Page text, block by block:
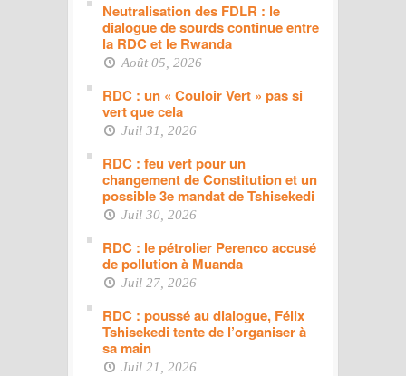
Neutralisation des FDLR : le
dialogue de sourds continue entre
la RDC et le Rwanda
Août 05, 2026
RDC : un « Couloir Vert » pas si
vert que cela
Juil 31, 2026
RDC : feu vert pour un
changement de Constitution et un
possible 3e mandat de Tshisekedi
Juil 30, 2026
RDC : le pétrolier Perenco accusé
de pollution à Muanda
Juil 27, 2026
RDC : poussé au dialogue, Félix
Tshisekedi tente de l’organiser à
sa main
Juil 21, 2026